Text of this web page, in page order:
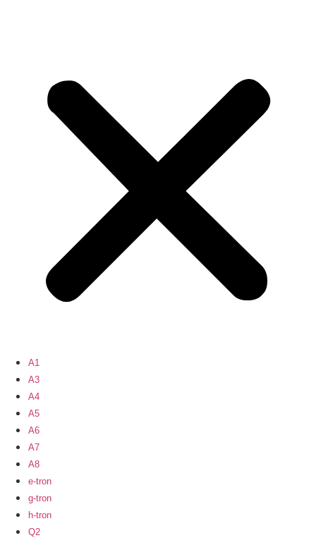
A1
A3
A4
A5
A6
A7
A8
e-tron
g-tron
h-tron
Q2